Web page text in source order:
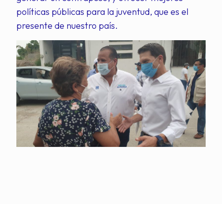
políticas públicas para la juventud, que es el
presente de nuestro país.